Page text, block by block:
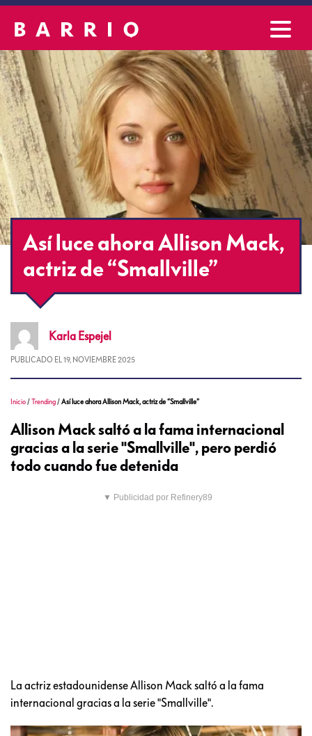
Así luce ahora Allison Mack,
actriz de “Smallville”
Karla Espejel
PUBLICADO EL 19, NOVIEMBRE 2025
Inicio /Trending /Así luce ahora Allison Mack, actriz de “Smallville”
Allison Mack saltó a la fama internacional
gracias a la serie "Smallville", pero perdió
todo cuando fue detenida
▼ Publicidad por Refinery89
La actriz estadounidense Allison Mack saltó a la fama
internacional gracias a la serie "Smallville".